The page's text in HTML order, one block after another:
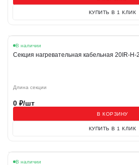
КУПИТЬ В 1 КЛИК
В наличии
Секция нагревательная кабельная 20IR-
Длина секции
0 ₽/шт
В КОРЗИНУ
КУПИТЬ В 1 КЛИК
В наличии